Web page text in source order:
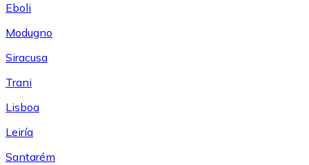
Eboli
Modugno
Siracusa
Trani
Lisboa
Leiría
Santarém